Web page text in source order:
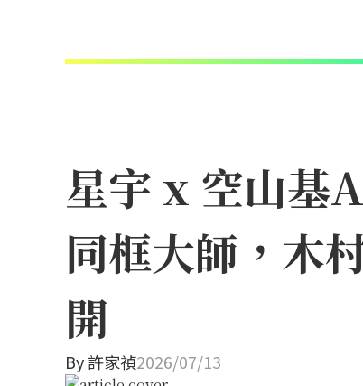
星宇 x 空山基
同框大師，木
開
By許家禎2026/07/13